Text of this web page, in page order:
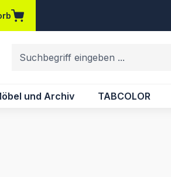
Merkzettel
und Archiv TABCOLOR